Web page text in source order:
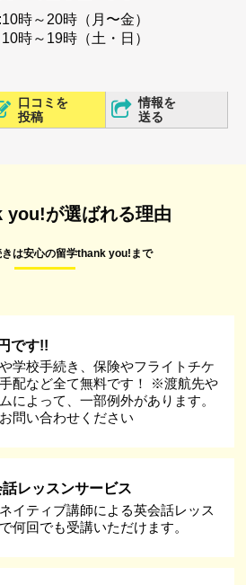
10時～20時（月〜金）
10時～19時（土・日）
口コミを
投稿
情報を
送る
you!が選ばれる理由
きは安心の留学thank you!まで
です!!
学校手続き、保険やフライトチケ
配など全て無料です！ ※渡航先や
によって、一部例外があります。
問い合わせください
レッスンサービス
イティブ講師による英会話レッス
何回でも受講いただけます。